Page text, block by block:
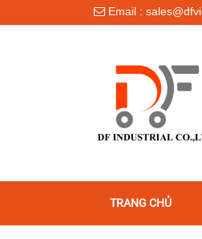
Email :
TRANG CHỦ